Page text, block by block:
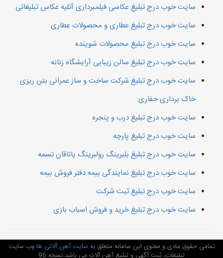
سایت خوب درج تبلیغ عکاسی فیلمبرداری آتلیه عکاس تبلیغاتی
سایت خوب درج تبلیغ عطاری و محصولات عطاری
سایت خوب درج تبلیغ محصولات شوینده
سایت خوب درج تبلیغ سالن زیبایی آرایشگاه زنانه
سایت خوب درج تبلیغ شرکت ساخت و ساز عمرانی بتن ریزی
خاک برداری حفاری
سایت خوب درج تبلیغ درب و پنجره
سایت خوب درج تبلیغ پارچه
سایت خوب درج تبلیغ بلبرینگ رولبرینگ یاتاقان تسمه
سایت خوب درج تبلیغ نمایندگی بیمه دفتر فروش بیمه
سایت خوب درج تبلیغ ثبت شرکت
سایت خوب درج تبلیغ خرید و فروش اسباب بازی
تمامی حقوق مادی و معنوی این سامانه متعلق به سایت آهن آلاتی هاوب سایت
تبلیغات، ثبت آگهی و تبلیغ آهن آلات می باشد نسخه 96